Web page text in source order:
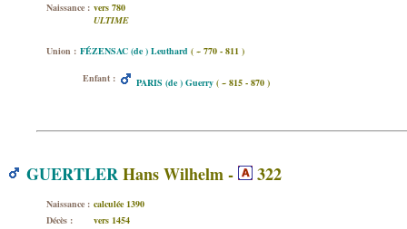
Naissance : vers 780
ULTIME
Union : FÉZENSAC (de ) Leuthard ( ~ 770 - 811 )
Enfant : PARIS (de ) Guerry ( ~ 815 - 870 )
GUERTLERHans Wilhelm - 322
Naissance : calculée 1390
Décès :
vers 1454